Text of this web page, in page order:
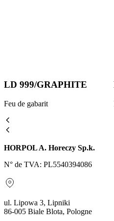
LD 999/GRAPHITE
Feu de gabarit
HORPOL A. Horeczy Sp.k.
N° de TVA: PL5540394086
ul. Lipowa 3, Lipniki
86-005 Biale Blota, Pologne